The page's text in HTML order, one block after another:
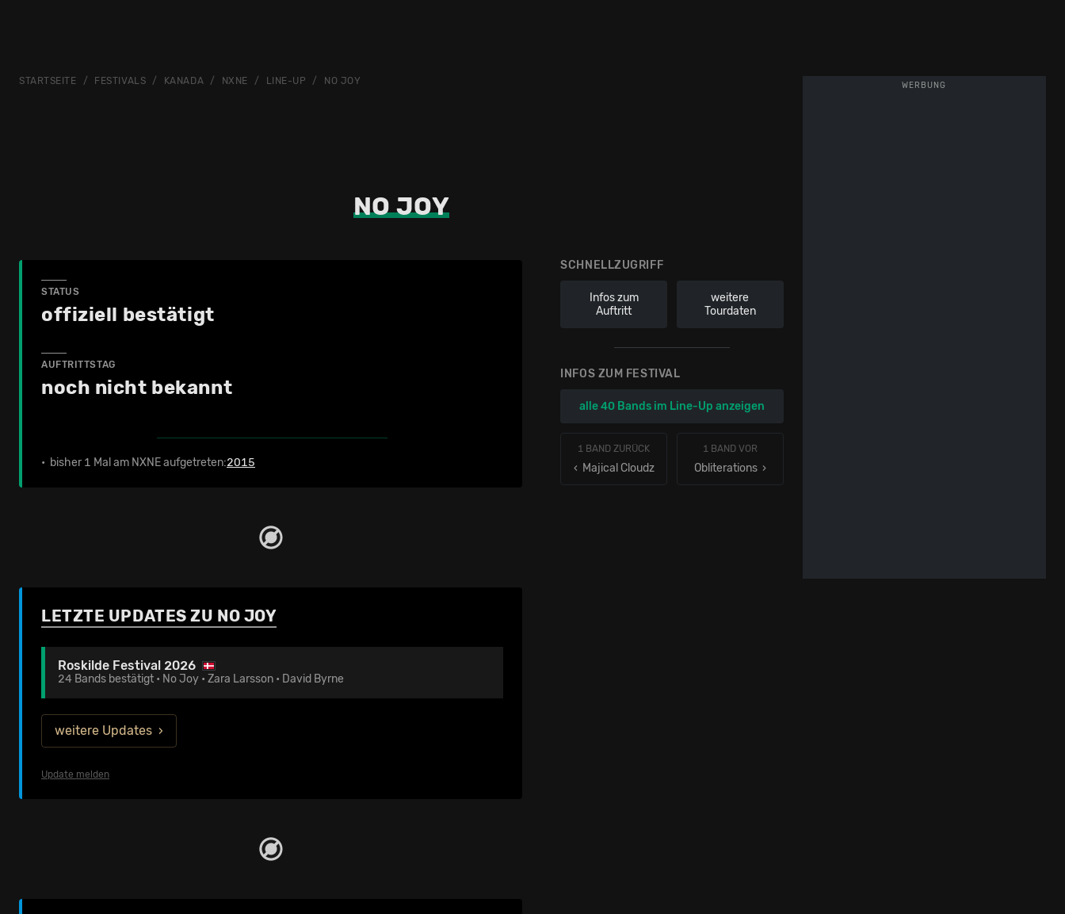
WERBUNG
STARTSEITE FESTIVALS KANADA NXNE LINE-UP NO JOY
NO JOY
SCHNELLZUGRIFF
Infos zum
Auftritt
weitere
Tourdaten
INFOS ZUM FESTIVAL
alle 40 Bands im Line-Up anzeigen
1 BAND ZURÜCK
‹ Majical Cloudz
1 BAND VOR
Obliterations
STATUS
offiziell bestätigt
AUFTRITTSTAG
noch nicht bekannt
• bisher 1 Mal am NXNE aufgetreten:2015
LETZTE UPDATES ZU NO JOY
Roskilde Festival 2026
24 Bands bestätigt • No Joy • Zara Larsson • David Byrne
weitere Updates
Update melden